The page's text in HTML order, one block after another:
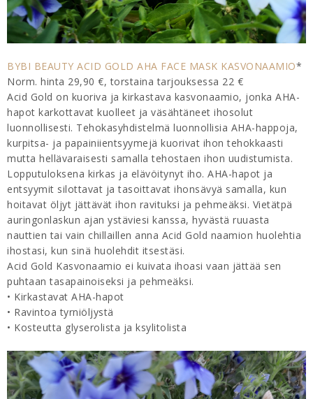
BYBI BEAUTY ACID GOLD AHA FACE MASK KASVONAAMIO*
Norm. hinta 29,90 €, torstaina tarjouksessa 22 €
Acid Gold on kuoriva ja kirkastava kasvonaamio, jonka AHA-
hapot karkottavat kuolleet ja väsähtäneet ihosolut
luonnollisesti. Tehokasyhdistelmä luonnollisia AHA-happoja,
kurpitsa- ja papainiientsyymejä kuorivat ihon tehokkaasti
mutta hellävaraisesti samalla tehostaen ihon uudistumista.
Lopputuloksena kirkas ja elävöitynyt iho. AHA-hapot ja
entsyymit silottavat ja tasoittavat ihonsävyä samalla, kun
hoitavat öljyt jättävät ihon ravituksi ja pehmeäksi. Vietätpä
auringonlaskun ajan ystäviesi kanssa, hyvästä ruuasta
nauttien tai vain chillaillen anna Acid Gold naamion huolehtia
ihostasi, kun sinä huolehdit itsestäsi.
Acid Gold Kasvonaamio ei kuivata ihoasi vaan jättää sen
puhtaan tasapainoiseksi ja pehmeäksi.
• Kirkastavat AHA-hapot
• Ravintoa tyrniöljystä
• Kosteutta glyserolista ja ksylitolista